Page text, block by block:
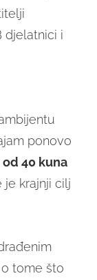
djelatnici i
ponovo
40 kuna
krajnji cilj
tome što